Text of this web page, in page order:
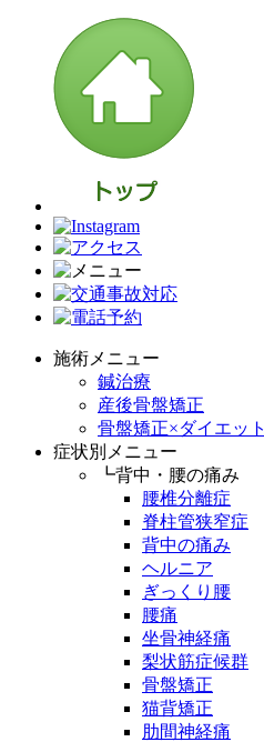
施術メニュー
鍼治療
産後骨盤矯正
骨盤矯正×ダイエット
症状別メニュー
┗背中・腰の痛み
腰椎分離症
脊柱管狭窄症
背中の痛み
ヘルニア
ぎっくり腰
腰痛
坐骨神経痛
梨状筋症候群
骨盤矯正
猫背矯正
肋間神経痛